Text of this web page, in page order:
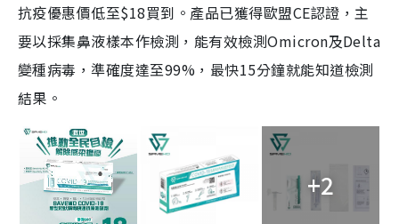
抗疫優惠價低至$18買到。產品已獲得歐盟CE認證，主
要以採集鼻液樣本作檢測，能有效檢測Omicron及Delta
變種病毒，準確度達至99%，最快15分鐘就能知道檢測
結果。
+2